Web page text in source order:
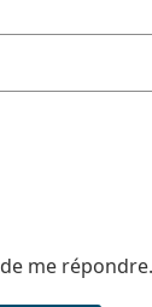
me répondre.